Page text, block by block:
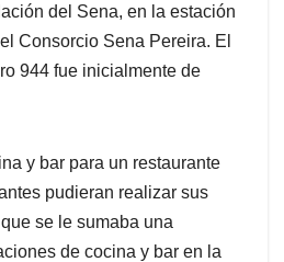
del Sena, en la estación
Consorcio Sena Pereira. El
944 fue inicialmente de
y bar para un restaurante
pudieran realizar sus
se le sumaba una
de cocina y bar en la